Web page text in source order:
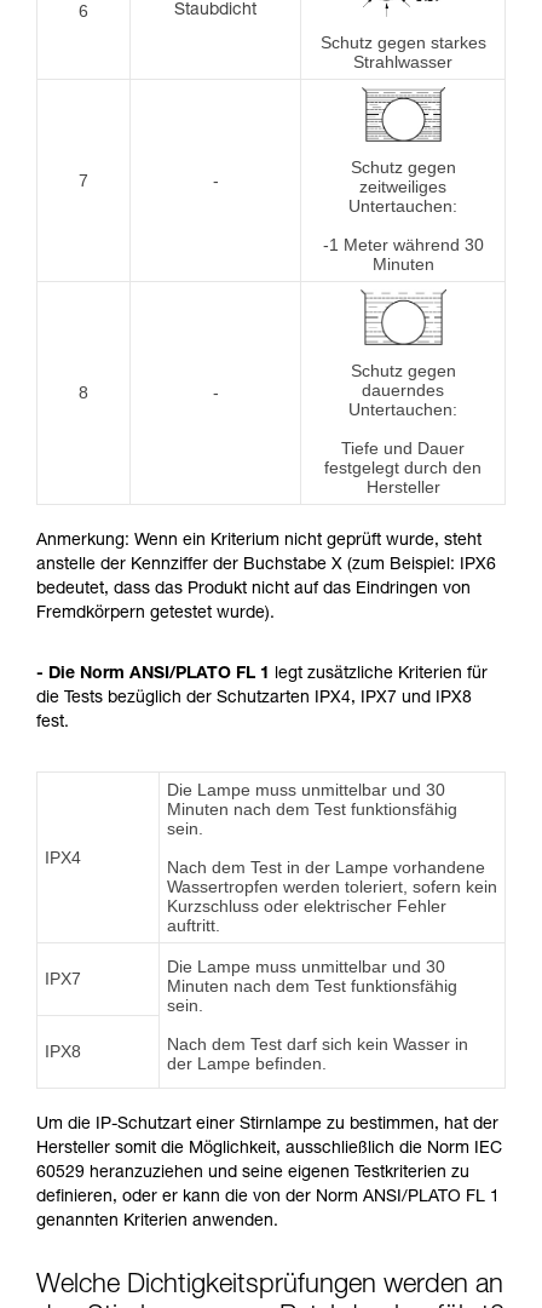
6 Staubdicht
Schutz gegen starkes
Strahlwasser
7 -
Schutz gegen
zeitweiliges
Untertauchen:
-1 Meter während 30
Minuten
8 -
Schutz gegen
dauerndes
Untertauchen:
Tiefe und Dauer
festgelegt durch den
Hersteller
Anmerkung: Wenn ein Kriterium nicht geprüft wurde, steht
anstelle der Kennziffer der Buchstabe X (zum Beispiel: IPX6
bedeutet, dass das Produkt nicht auf das Eindringen von
Fremdkörpern getestet wurde).
- Die Norm ANSI/PLATO FL 1 legt zusätzliche Kriterien für
die Tests bezüglich der Schutzarten IPX4, IPX7 und IPX8
fest.
IPX4
Die Lampe muss unmittelbar und 30
Minuten nach dem Test funktionsfähig
sein.
Nach dem Test in der Lampe vorhandene
Wassertropfen werden toleriert, sofern kein
Kurzschluss oder elektrischer Fehler
auftritt.
IPX7
Die Lampe muss unmittelbar und 30
Minuten nach dem Test funktionsfähig
sein.
Nach dem Test darf sich kein Wasser in
der Lampe befinden.
IPX8
Um die IP-Schutzart einer Stirnlampe zu bestimmen, hat der
Hersteller somit die Möglichkeit, ausschließlich die Norm IEC
60529 heranzuziehen und seine eigenen Testkriterien zu
definieren, oder er kann die von der Norm ANSI/PLATO FL 1
genannten Kriterien anwenden.
Welche Dichtigkeitsprüfungen werden an